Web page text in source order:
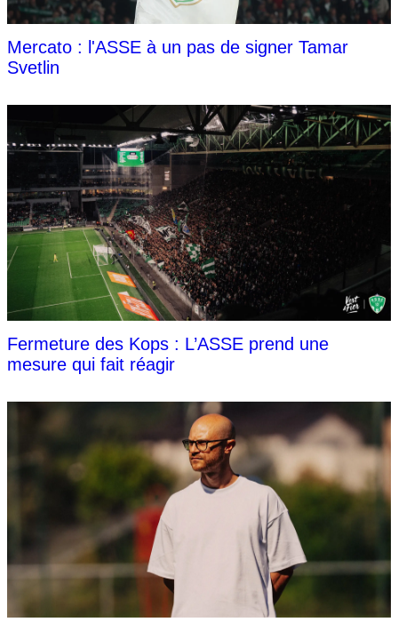
Mercato : l'ASSE à un pas de signer Tamar
Svetlin
Fermeture des Kops : L’ASSE prend une
mesure qui fait réagir